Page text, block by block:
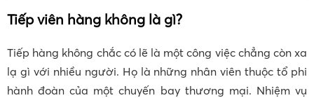
Tiếp viên hàng không là gì?
Tiếp hàng không chắc có lẽ là một công việc chẳng còn xa
lạ gì với nhiều người. Họ là những nhân viên thuộc tổ phi
hành đoàn của một chuyến bay thương mại. Nhiệm vụ